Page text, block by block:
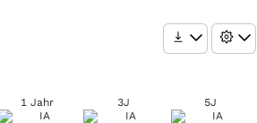
1 Jahr 3J 5J